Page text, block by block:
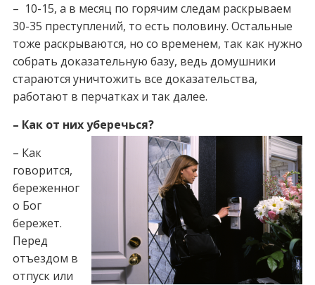
– 10-15, а в месяц по горячим следам раскрываем
30-35 преступлений, то есть половину. Остальные
тоже раскрываются, но со временем, так как нужно
собрать доказательную базу, ведь домушники
стараются уничтожить все доказательства,
работают в перчатках и так далее.
– Как от них уберечься?
– Как
говорится,
береженног
о Бог
бережет.
Перед
отъездом в
отпуск или